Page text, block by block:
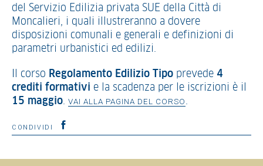
del Servizio Edilizia privata SUE della Città di
Moncalieri, i quali illustreranno a dovere
disposizioni comunali e generali e definizioni di
parametri urbanistici ed edilizi.
Il corso Regolamento Edilizio Tipo prevede 4
crediti formativi e la scadenza per le iscrizioni è il
15 maggio. VAI ALLA PAGINA DEL CORSO.
CONDIVIDI